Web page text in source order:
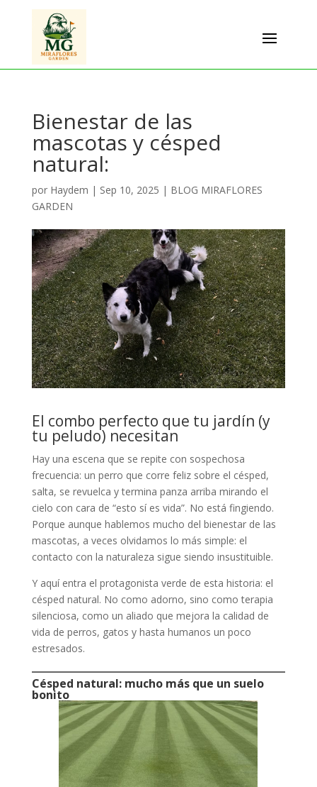
Bienestar de las
mascotas y césped
natural:
por Haydem | Sep 10, 2025 | BLOG MIRAFLORES
GARDEN
El combo perfecto que tu jardín (y
tu peludo) necesitan
Hay una escena que se repite con sospechosa
frecuencia: un perro que corre feliz sobre el césped,
salta, se revuelca y termina panza arriba mirando el
cielo con cara de “esto sí es vida”. No está fingiendo.
Porque aunque hablemos mucho del bienestar de las
mascotas, a veces olvidamos lo más simple: el
contacto con la naturaleza sigue siendo insustituible.
Y aquí entra el protagonista verde de esta historia: el
césped natural. No como adorno, sino como terapia
silenciosa, como un aliado que mejora la calidad de
vida de perros, gatos y hasta humanos un poco
estresados.
Césped natural: mucho más que un suelo
bonito